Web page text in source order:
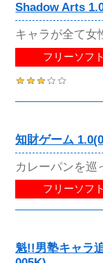
Shadow Arts
キャラが全て女
フリーソフト
知財ゲーム
カレーパンを巡
フリーソフト
魁!!男塾キャラ